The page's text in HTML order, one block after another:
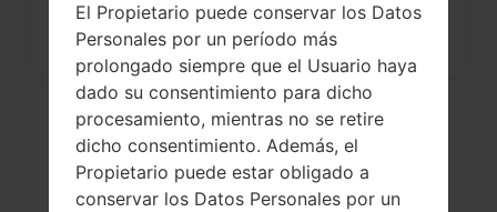
El Propietario puede conservar los Datos
Personales por un período más
prolongado siempre que el Usuario haya
dado su consentimiento para dicho
procesamiento, mientras no se retire
dicho consentimiento. Además, el
Propietario puede estar obligado a
conservar los Datos Personales por un